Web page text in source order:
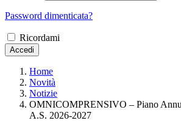
Password dimenticata?
Ricordami
Accedi
Home
Novità
Notizie
OMNICOMPRENSIVO – Piano
A.S. 2026-2027